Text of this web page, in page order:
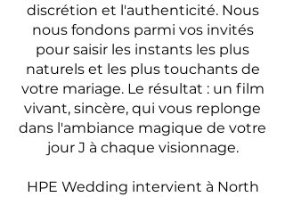
discrétion et l'authenticité. Nous
nous fondons parmi vos invités
pour saisir les instants les plus
naturels et les plus touchants de
votre mariage. Le résultat : un film
vivant, sincère, qui vous replonge
dans l'ambiance magique de votre
jour J à chaque visionnage.
HPE Wedding intervient à North